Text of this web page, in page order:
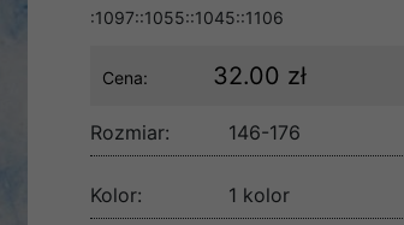
:1097::1055::1045::1106
Cena: 32.00 zł
Rozmiar: 146-176
Kolor: 1 kolor